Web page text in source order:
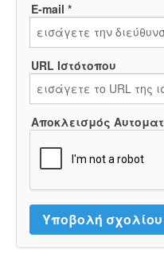
E-mail *
URL Ιστότοπου
Αποκλεισμός